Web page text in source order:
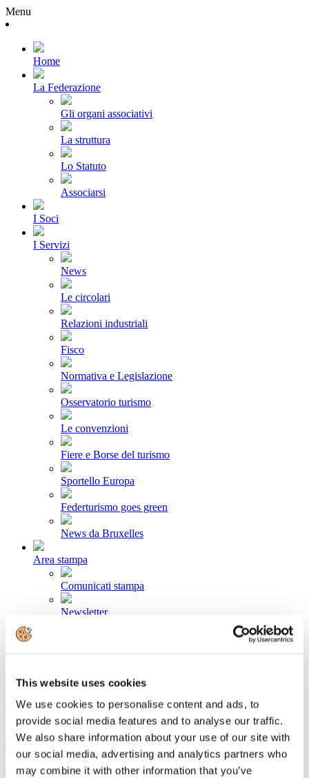
This website uses cookies
We use cookies to personalise content and ads, to
provide social media features and to analyse our traffic.
We also share information about your use of our site with
our social media, advertising and analytics partners who
may combine it with other information that you’ve
Menu
Home
La Federazione
Gli organi associativi
La struttura
Lo Statuto
Associarsi
I Soci
I Servizi
News
Le circolari
Relazioni industriali
Fisco
Normativa e Legislazione
Osservatorio turismo
Le convenzioni
Fiere e Borse del turismo
Sportello Europa
Federturismo goes green
News da Bruxelles
Area stampa
Comunicati stampa
Newsletter
Contatti
Tel. +39 320 57 80 986
Email segreteria@federturismo.it
Come aderire
Login